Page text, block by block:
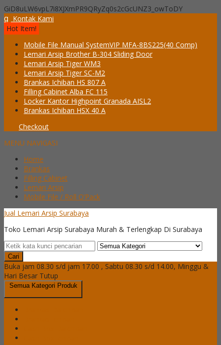
GiD8uLW6vpL7i8XJXmPR9QRyZq0s2cGcUNZ3_owToDY
q Kontak Kami
Hot Item!
Mobile File Manual SystemVIP MFA-8BS225(40 Comp)
Lemari Arsip Brother B-304 Sliding Door
Lemari Arsip Tiger WM3
Lemari Arsip Tiger SC-M2
Brankas Ichiban HS 807 A
Filling Cabinet Alba FC 115
Locker Kantor Highpoint Granada AISL2
Brankas Ichiban HSX 40 A
Checkout
MENU NAVIGASI
Home
Brankas
Filling Cabinet
Lemari Arsip
Mobile File / Roll O’Pack
Jual Lemari Arsip Surabaya
Toko Lemari Arsip Surabaya Murah & Terlengkap Di Surabaya
Cari
Buka jam 08.30 s/d jam 17.00 , Sabtu 08.30 s/d 14.00, Minggu &
Hari Besar Tutup
Semua Kategori Produk